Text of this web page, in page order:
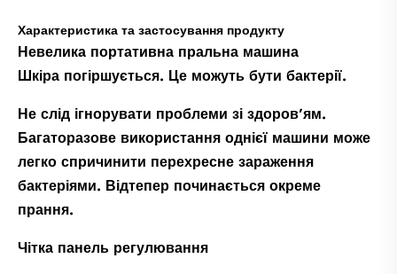
Характеристика та застосування продукту
Невелика портативна пральна машина
Шкіра погіршується. Це можуть бути бактерії.
Не слід ігнорувати проблеми зі здоров’ям.
Багаторазове використання однієї машини може
легко спричинити перехресне зараження
бактеріями. Відтепер починається окреме
прання.
Чітка панель регулювання